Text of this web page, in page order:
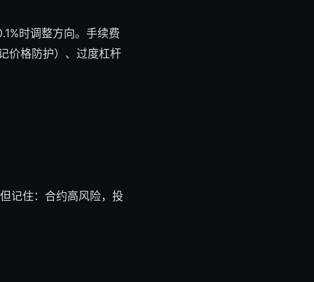
时调整方向。手续费
价格防护）、过度杠杆
记住：合约高风险，投